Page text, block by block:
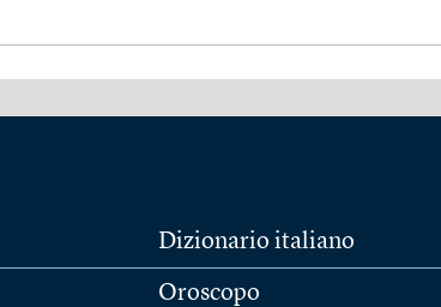
Dizionario italiano
Oroscopo